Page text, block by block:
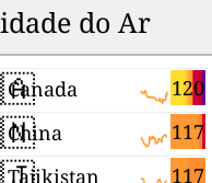
do Ar
120
Canada
117
China
117
Tajikistan